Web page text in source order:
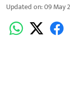
Updated on:09 May